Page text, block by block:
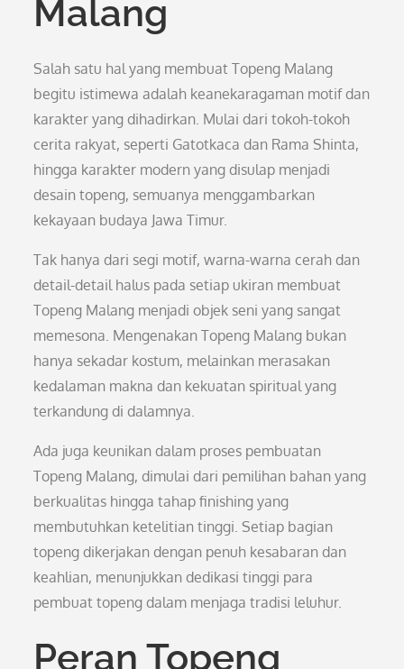
Malang
Salah satu hal yang membuat Topeng Malang
begitu istimewa adalah keanekaragaman motif dan
karakter yang dihadirkan. Mulai dari tokoh-tokoh
cerita rakyat, seperti Gatotkaca dan Rama Shinta,
hingga karakter modern yang disulap menjadi
desain topeng, semuanya menggambarkan
kekayaan budaya Jawa Timur.
Tak hanya dari segi motif, warna-warna cerah dan
detail-detail halus pada setiap ukiran membuat
Topeng Malang menjadi objek seni yang sangat
memesona. Mengenakan Topeng Malang bukan
hanya sekadar kostum, melainkan merasakan
kedalaman makna dan kekuatan spiritual yang
terkandung di dalamnya.
Ada juga keunikan dalam proses pembuatan
Topeng Malang, dimulai dari pemilihan bahan yang
berkualitas hingga tahap finishing yang
membutuhkan ketelitian tinggi. Setiap bagian
topeng dikerjakan dengan penuh kesabaran dan
keahlian, menunjukkan dedikasi tinggi para
pembuat topeng dalam menjaga tradisi leluhur.
Peran Topeng